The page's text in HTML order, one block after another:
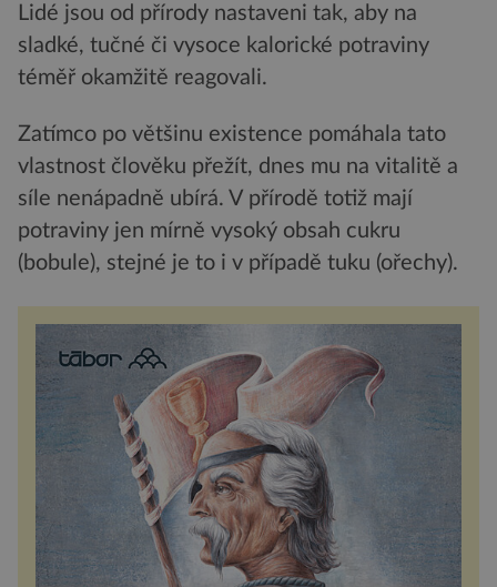
Lidé jsou od přírody nastaveni tak, aby na
sladké, tučné či vysoce kalorické potraviny
téměř okamžitě reagovali.
Zatímco po většinu existence pomáhala tato
vlastnost člověku přežít, dnes mu na vitalitě a
síle nenápadně ubírá. V přírodě totiž mají
potraviny jen mírně vysoký obsah cukru
(bobule), stejné je to i v případě tuku (ořechy).